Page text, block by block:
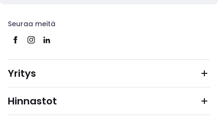
Seuraa meitä
Yritys
Hinnastot